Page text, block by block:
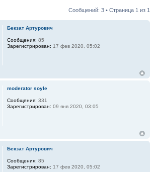
Сообщений: 3 • Страница 1 из 1
Бекзат Артурович
Сообщения: 85
Зарегистрирован: 17 фев 2020, 05:02
moderator soyle
Сообщения: 331
Зарегистрирован: 09 янв 2020, 03:05
Бекзат Артурович
Сообщения: 85
Зарегистрирован: 17 фев 2020, 05:02